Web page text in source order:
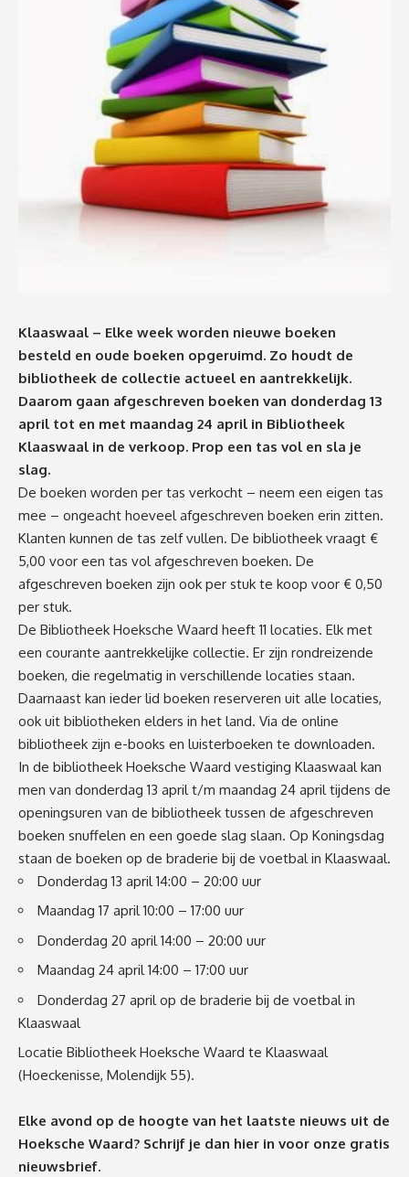
Klaaswaal – Elke week worden nieuwe boeken
besteld en oude boeken opgeruimd. Zo houdt de
bibliotheek de collectie actueel en aantrekkelijk.
Daarom gaan afgeschreven boeken van donderdag 13
april tot en met maandag 24 april in Bibliotheek
Klaaswaal in de verkoop. Prop een tas vol en sla je
slag.
De boeken worden per tas verkocht – neem een eigen tas
mee – ongeacht hoeveel afgeschreven boeken erin zitten.
Klanten kunnen de tas zelf vullen. De bibliotheek vraagt €
5,00 voor een tas vol afgeschreven boeken. De
afgeschreven boeken zijn ook per stuk te koop voor € 0,50
per stuk.
De Bibliotheek Hoeksche Waard heeft 11 locaties. Elk met
een courante aantrekkelijke collectie. Er zijn rondreizende
boeken, die regelmatig in verschillende locaties staan.
Daarnaast kan ieder lid boeken reserveren uit alle locaties,
ook uit bibliotheken elders in het land. Via de online
bibliotheek zijn e-books en luisterboeken te downloaden.
In de bibliotheek Hoeksche Waard vestiging Klaaswaal kan
men van donderdag 13 april t/m maandag 24 april tijdens de
openingsuren van de bibliotheek tussen de afgeschreven
boeken snuffelen en een goede slag slaan. Op Koningsdag
staan de boeken op de braderie bij de voetbal in Klaaswaal.
Donderdag 13 april 14:00 – 20:00 uur
Maandag 17 april 10:00 – 17:00 uur
Donderdag 20 april 14:00 – 20:00 uur
Maandag 24 april 14:00 – 17:00 uur
Donderdag 27 april op de braderie bij de voetbal in
Klaaswaal
Locatie Bibliotheek Hoeksche Waard te Klaaswaal
(Hoeckenisse, Molendijk 55).
Elke avond op de hoogte van het laatste nieuws uit de
Hoeksche Waard? Schrijf je dan hier in voor onze gratis
nieuwsbrief.